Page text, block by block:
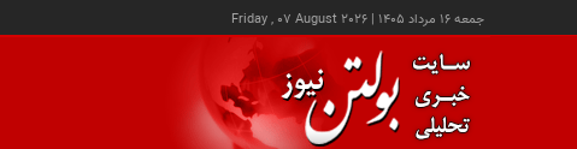
جمعه ۱۶ مرداد ۱۴۰۵ |
Friday , 07 August 2026